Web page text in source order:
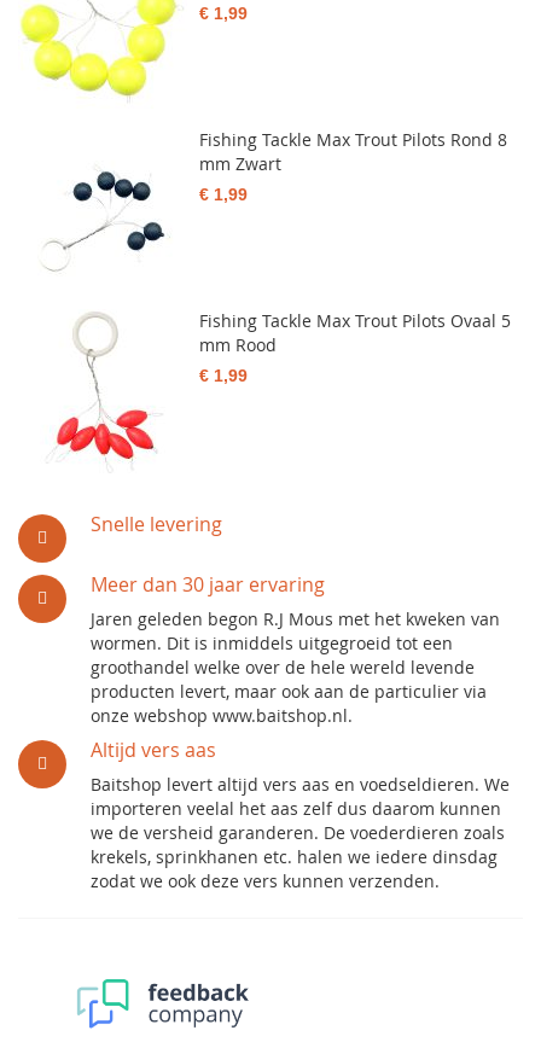
Snelle levering
Meer dan 30 jaar ervaring
Jaren geleden begon R.J Mous met het kweken van
wormen. Dit is inmiddels uitgegroeid tot een
groothandel welke over de hele wereld levende
producten levert, maar ook aan de particulier via
onze webshop www.baitshop.nl.
Altijd vers aas
Baitshop levert altijd vers aas en voedseldieren. We
importeren veelal het aas zelf dus daarom kunnen
we de versheid garanderen. De voederdieren zoals
krekels, sprinkhanen etc. halen we iedere dinsdag
zodat we ook deze vers kunnen verzenden.
€ 1,99
Fishing Tackle Max Trout Pilots Rond 8
mm Zwart
€ 1,99
Fishing Tackle Max Trout Pilots Ovaal 5
mm Rood
€ 1,99